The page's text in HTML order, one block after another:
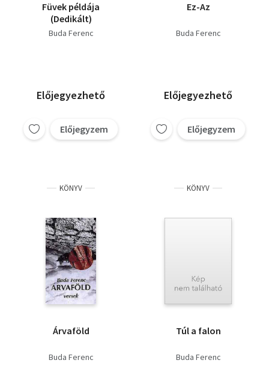
Füvek példája
(Dedikált)
Buda Ferenc
Előjegyezhető
Előjegyzem
Ez-Az
Buda Ferenc
Előjegyezhető
Előjegyzem
KÖNYV
Árvaföld
Buda Ferenc
KÖNYV
Túl a falon
Buda Ferenc